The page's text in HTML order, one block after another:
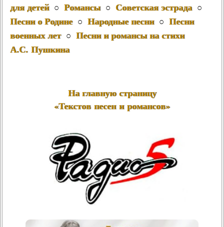
для детей○ Романсы○ Советская эстрада○
Песни о Родине○ Народные песни○ Песни
военных лет○ Песни и романсы на стихи
А.С. Пушкина
На главную страницу
«Текстов песен и романсов»